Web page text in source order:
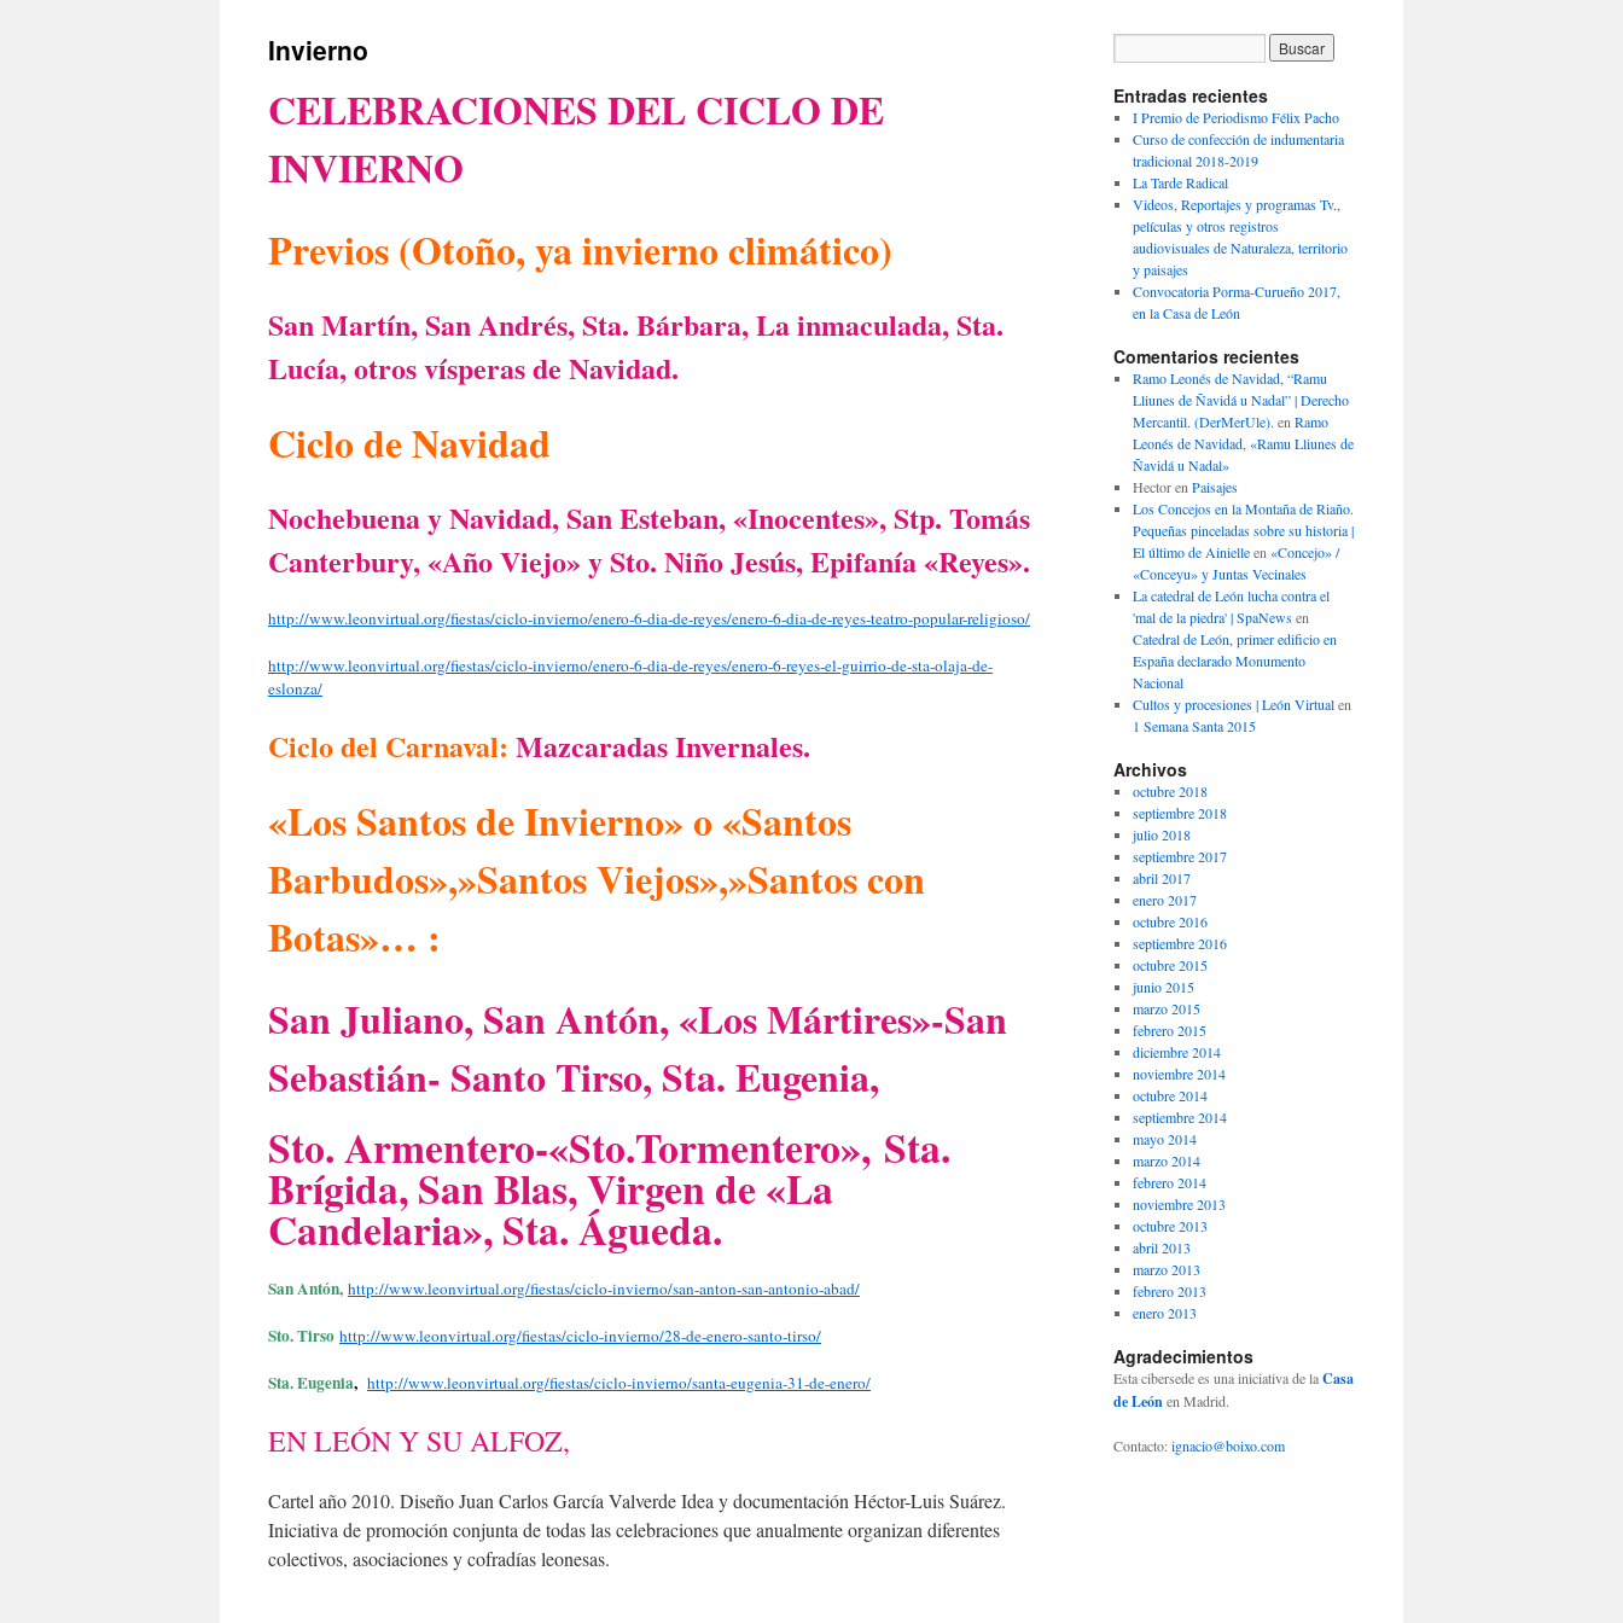
Invierno
CELEBRACIONES DEL CICLO DE
INVIERNO
Previos (Otoño, ya invierno climático)
San Martín, San Andrés, Sta. Bárbara, La inmaculada, Sta.
Lucía, otros vísperas de Navidad.
Ciclo de Navidad
Nochebuena y Navidad, San Esteban, «Inocentes», Stp. Tomás
Canterbury, «Año Viejo» y Sto. Niño Jesús, Epifanía «Reyes».
http://www.leonvirtual.org/fiestas/ciclo-invierno/enero-6-dia-de-reyes/enero-6-dia-de-reyes-teatro-popular-religioso/
http://www.leonvirtual.org/fiestas/ciclo-invierno/enero-6-dia-de-reyes/enero-6-reyes-el-guirrio-de-sta-olaja-de-
eslonza/
Ciclo del Carnaval: Mazcaradas Invernales.
«Los Santos de Invierno» o «Santos
Barbudos»,»Santos Viejos»,»Santos con
Botas»… :
San Juliano, San Antón, «Los Mártires»-San
Sebastián- Santo Tirso, Sta. Eugenia,
Sto. Armentero-«Sto.Tormentero», Sta.
Brígida, San Blas, Virgen de «La
Candelaria», Sta. Águeda.
San Antón, http://www.leonvirtual.org/fiestas/ciclo-invierno/san-anton-san-antonio-abad/
Sto. Tirso http://www.leonvirtual.org/fiestas/ciclo-invierno/28-de-enero-santo-tirso/
Sta. Eugenia, http://www.leonvirtual.org/fiestas/ciclo-invierno/santa-eugenia-31-de-enero/
EN LEÓN Y SU ALFOZ,
Cartel año 2010. Diseño Juan Carlos García Valverde Idea y documentación Héctor-Luis Suárez.
Iniciativa de promoción conjunta de todas las celebraciones que anualmente organizan diferentes
colectivos, asociaciones y cofradías leonesas.
Entradas recientes
I Premio de Periodismo Félix Pacho
Curso de confección de indumentaria
tradicional 2018-2019
La Tarde Radical
Videos, Reportajes y programas Tv.,
películas y otros registros
audiovisuales de Naturaleza, territorio
y paisajes
Convocatoria Porma-Curueño 2017,
en la Casa de León
Comentarios recientes
Ramo Leonés de Navidad, “Ramu
Lliunes de Ñavidá u Nadal” | Derecho
Mercantil. (DerMerUle). en Ramo
Leonés de Navidad, «Ramu Lliunes de
Ñavidá u Nadal»
Hectoren Paisajes
Los Concejos en la Montaña de Riaño.
Pequeñas pinceladas sobre su historia |
El último de Ainielleen «Concejo» /
«Conceyu» y Juntas Vecinales
La catedral de León lucha contra el
'mal de la piedra' | SpaNewsen
Catedral de León, primer edificio en
España declarado Monumento
Nacional
Cultos y procesiones | León Virtualen
1 Semana Santa 2015
Archivos
octubre 2018
septiembre 2018
julio 2018
septiembre 2017
abril 2017
enero 2017
octubre 2016
septiembre 2016
octubre 2015
junio 2015
marzo 2015
febrero 2015
diciembre 2014
noviembre 2014
octubre 2014
septiembre 2014
mayo 2014
marzo 2014
febrero 2014
noviembre 2013
octubre 2013
abril 2013
marzo 2013
febrero 2013
enero 2013
Agradecimientos
Esta cibersede es una iniciativa de laCasa
de Leónen Madrid.
Contacto:ignacio@boixo.com